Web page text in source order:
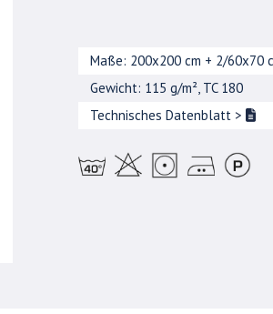
Maße: 200x200 cm + 2/60x70
Gewicht: 115 g/m², TC 180
Technisches Datenblatt >